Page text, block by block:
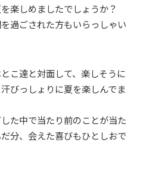
楽しめましたでしょうか？
過ごされた方もいらっしゃい
こ達と対面して、楽しそうに
びっしょりに夏を楽しんでま
た中で当たり前のことが当た
分、会えた喜びもひとしおで